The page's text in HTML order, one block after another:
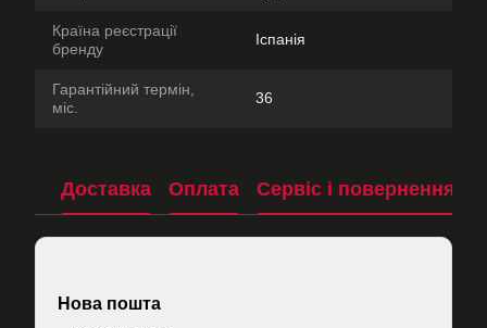
Країна реєстрації
бренду
Іспанія
Гарантійний термін,
міс.
36
Доставка Оплата Сервіс і повернення
Нова пошта